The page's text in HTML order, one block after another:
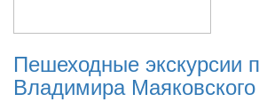
Пешеходные экскурсии
Владимира Маяковского